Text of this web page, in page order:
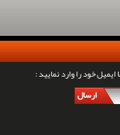
خود را وارد نمایید :
ارسال